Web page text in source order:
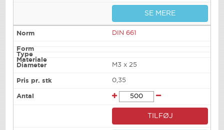
SE MERE
DIN 661
M3 x 25
0,35
TILFØJ